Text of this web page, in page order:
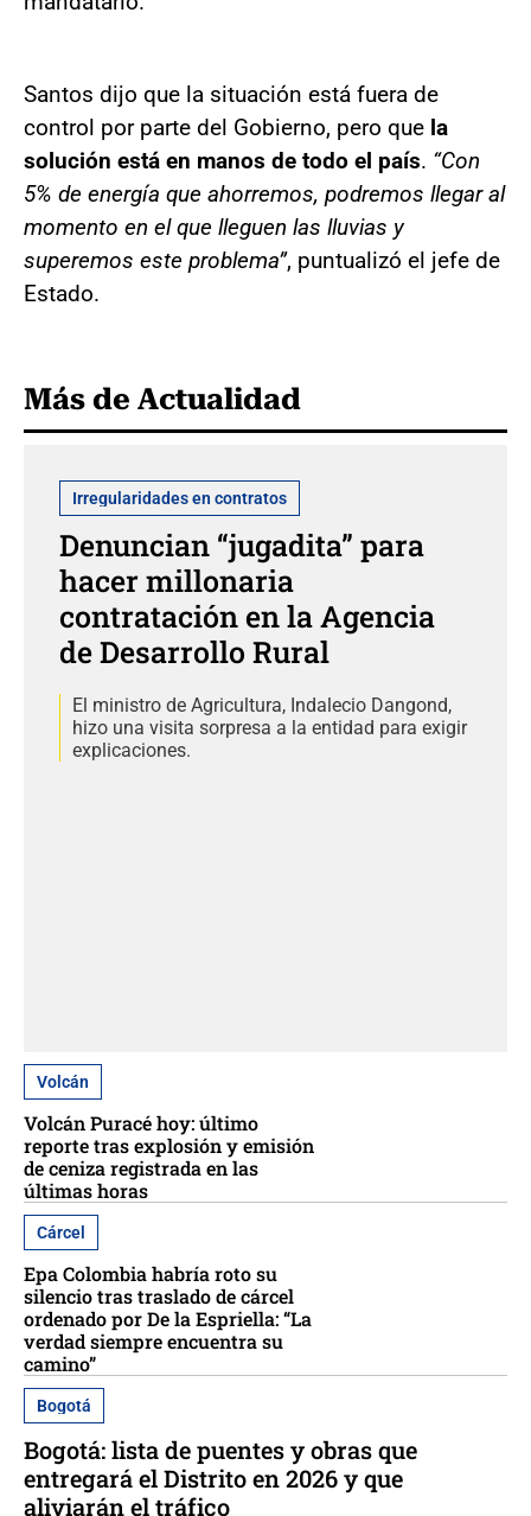
Santos dijo que la situación está fuera de
control por parte del Gobierno, pero que la
solución está en manos de todo el país. “Con
5% de energía que ahorremos, podremos llegar al
momento en el que lleguen las lluvias y
superemos este problema”, puntualizó el jefe de
Estado.
Más de Actualidad
Irregularidades en contratos
Denuncian “jugadita” para
hacer millonaria
contratación en la Agencia
de Desarrollo Rural
El ministro de Agricultura, Indalecio Dangond,
hizo una visita sorpresa a la entidad para exigir
explicaciones.
Volcán
Volcán Puracé hoy: último
reporte tras explosión y emisión
de ceniza registrada en las
últimas horas
Cárcel
Epa Colombia habría roto su
silencio tras traslado de cárcel
ordenado por De la Espriella: “La
verdad siempre encuentra su
camino”
Bogotá
Bogotá: lista de puentes y obras que
entregará el Distrito en 2026 y que
aliviarán el tráfico